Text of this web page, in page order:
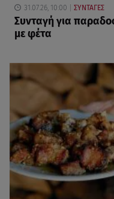
31.07.26, 10:00 ΣΥΝΤΑΓΕΣ
Συνταγή για
με φέτα